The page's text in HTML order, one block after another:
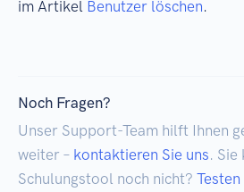
im Artikel Benutzer löschen.
Noch Fragen?
Unser Support-Team hilft Ihnen
weiter – kontaktieren Sie uns. Sie
Schulungstool noch nicht? Testen